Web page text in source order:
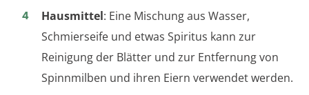
Hausmittel: Eine Mischung aus Wasser,
Schmierseife und etwas Spiritus kann zur
Reinigung der Blätter und zur Entfernung von
Spinnmilben und ihren Eiern verwendet werden.